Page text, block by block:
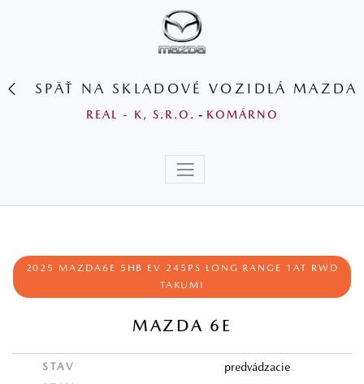
SPÄŤ NA SKLADOVÉ VOZIDLÁ MAZDA
REAL - K, S.R.O. - KOMÁRNO
2025 MAZDA6E 5HB EV 245PS LONG RANGE 1AT RWD
TAKUMI
MAZDA 6E
STAV predvádzacie